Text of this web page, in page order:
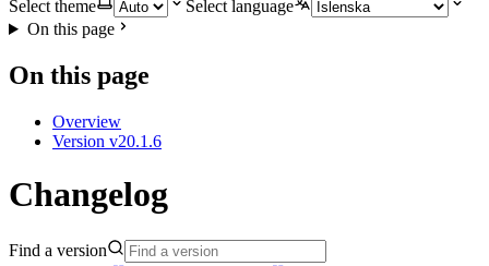
Select theme
Select language
On this page
On this page
Overview
Version v20.1.6
Changelog
Find a version